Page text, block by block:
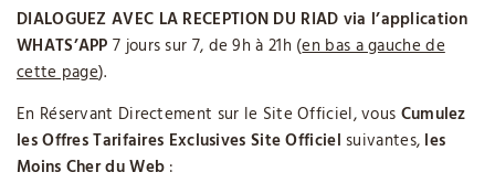
DIALOGUEZ AVEC LA RECEPTION DU RIAD via l’application
WHATS’APP7 jours sur 7, de 9h à 21h (en bas a gauche de
cette page).
En Réservant Directement sur le Site Officiel, vous Cumulez
les Offres Tarifaires Exclusives Site Officiel suivantes, les
Moins Cher du Web :